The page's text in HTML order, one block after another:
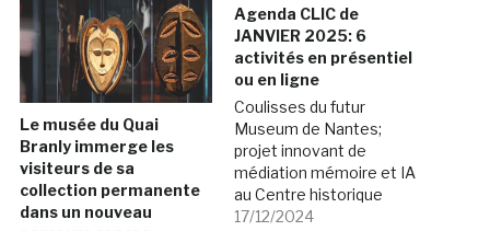
Le musée du Quai
Branly immerge les
visiteurs de sa
collection permanente
dans un nouveau
Agenda CLIC de
JANVIER 2025: 6
activités en présentiel
ou en ligne
Coulisses du futur
Museum de Nantes;
projet innovant de
médiation mémoire et IA
au Centre historique
minier de Lewarde; visite
17/12/2024